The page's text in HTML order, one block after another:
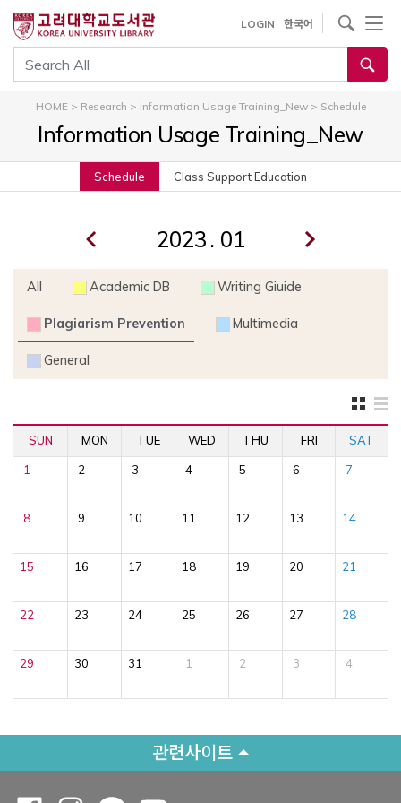
건
기
통합검색
LOGIN 한국어
사이트내 검색
HOME> Research > Information Usage Training_New> Schedule
Information Usage Training_New
Schedule Class Support Education
.
All Academic DB Writing Giuide
Plagiarism Prevention Multimedia
General
SUN MON TUE WED THU FRI SAT
1 2 3 4 5 6 7
8 9 10 11 12 13 14
15 16 17 18 19 20 21
22 23 24 25 26 27 28
29 30 31 1 2 3 4
관련사이트